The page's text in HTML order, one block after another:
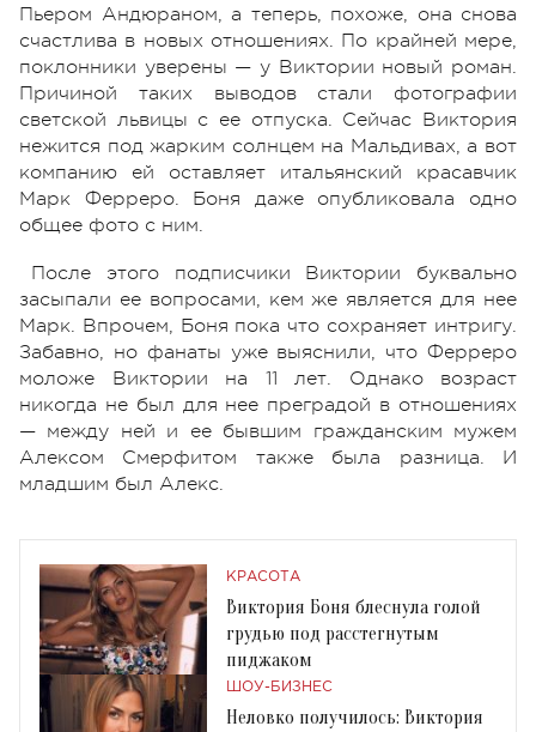
Пьером Андюраном, а теперь, похоже, она снова
счастлива в новых отношениях. По крайней мере,
поклонники уверены — у Виктории новый роман.
Причиной таких выводов стали фотографии
светской львицы с ее отпуска. Сейчас Виктория
нежится под жарким солнцем на Мальдивах, а вот
компанию ей оставляет итальянский красавчик
Марк Ферреро. Боня даже опубликовала одно
общее фото с ним.
После этого подписчики Виктории буквально
засыпали ее вопросами, кем же является для нее
Марк. Впрочем, Боня пока что сохраняет интригу.
Забавно, но фанаты уже выяснили, что Ферреро
моложе Виктории на 11 лет. Однако возраст
никогда не был для нее преградой в отношениях
— между ней и ее бывшим гражданским мужем
Алексом Смерфитом также была разница. И
младшим был Алекс.
КРАСОТА
Виктория Боня блеснула голой
грудью под расстегнутым
пиджаком
ШОУ-БИЗНЕС
Неловко получилось: Виктория